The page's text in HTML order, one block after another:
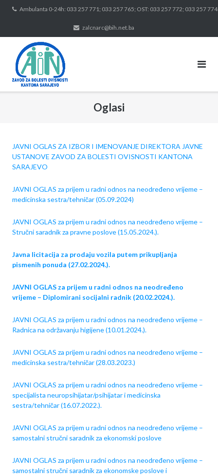
Ambulanta 0-24h: 033 257 771; 033 257 765; OST: 033 257 772; 033 257 774
zalcnarc@bih.net.ba
Oglasi
JAVNI OGLAS ZA IZBOR I IMENOVANJE DIREKTORA JAVNE
USTANOVE ZAVOD ZA BOLESTI OVISNOSTI KANTONA
SARAJEVO
JAVNI OGLAS za prijem u radni odnos na neodređeno vrijeme –
medicinska sestra/tehničar (05.09.2024)
JAVNI OGLAS za prijem u radni odnos na neodređeno vrijeme –
Stručni saradnik za pravne poslove (15.05.2024.).
Javna licitacija za prodaju vozila putem prikupljanja
pismenih ponuda (27.02.2024.).
JAVNI OGLAS za prijem u radni odnos na neodređeno
vrijeme – Diplomirani socijalni radnik (20.02.2024.).
JAVNI OGLAS za prijem u radni odnos na neodređeno vrijeme –
Radnica na održavanju higijene (10.01.2024.).
JAVNI OGLAS za prijem u radni odnos na neodređeno vrijeme –
medicinska sestra/tehničar (28.03.2023.)
JAVNI OGLAS za prijem u radni odnos na neodređeno vrijeme –
specijalista neuropsihijatar/psihijatar i medicinska
sestra/tehničar (16.07.2022.).
JAVNI OGLAS za prijem u radni odnos na neodređeno vrijeme –
samostalni stručni saradnik za ekonomski poslove
JAVNI OGLAS za prijem u radni odnos na neodređeno vrijeme –
samostalni stručni saradnik za ekonomske poslove i